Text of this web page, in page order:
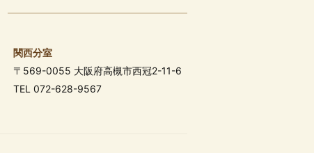
関西分室
〒569-0055 大阪府高槻市西冠2-11-6
TEL 072-628-9567